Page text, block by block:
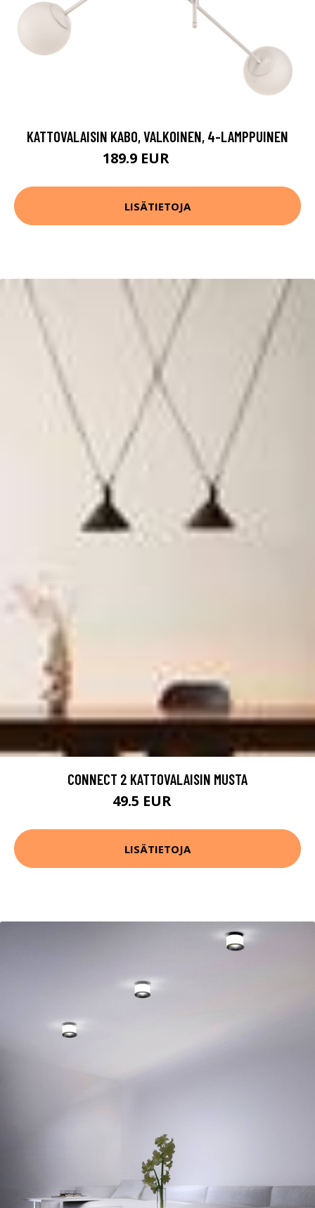
KATTOVALAISIN KABO, VALKOINEN, 4-LAMPPUINEN
189.9 EUR
LISÄTIETOJA
CONNECT 2 KATTOVALAISIN MUSTA
49.5 EUR
LISÄTIETOJA